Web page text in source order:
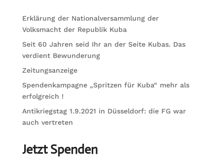
Erklärung der Nationalversammlung der
Volksmacht der Republik Kuba
Seit 60 Jahren seid Ihr an der Seite Kubas. Das
verdient Bewunderung
Zeitungsanzeige
Spendenkampagne „Spritzen für Kuba“ mehr als
erfolgreich !
Antikriegstag 1.9.2021 in Düsseldorf: die FG war
auch vertreten
Jetzt Spenden